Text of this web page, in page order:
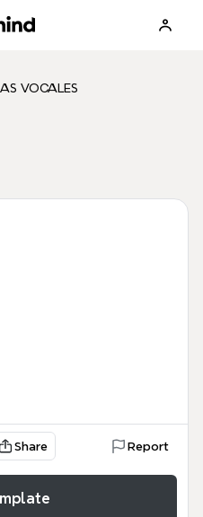
VOCALES
Share Report